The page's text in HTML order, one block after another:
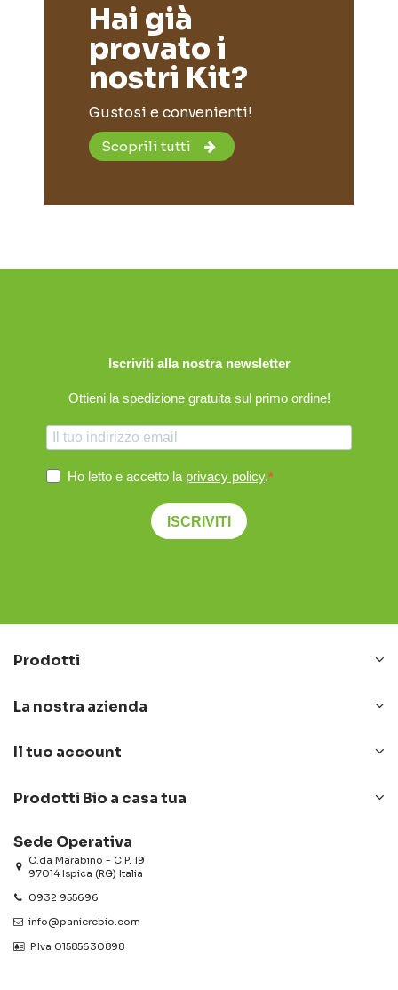
Hai già
provato i
nostri Kit?
Gustosi e convenienti!
Scoprili tutti
Iscriviti alla nostra newsletter
Ottieni la spedizione gratuita sul primo ordine!
Ho letto e accetto la privacy policy.
ISCRIVITI
Prodotti
La nostra azienda
Il tuo account
Prodotti Bio a casa tua
Sede Operativa
C.da Marabino - C.P. 19
97014 Ispica (RG) Italia
0932 955696
info@panierebio.com
‎‎‎‎‎ P.Iva 01585630898